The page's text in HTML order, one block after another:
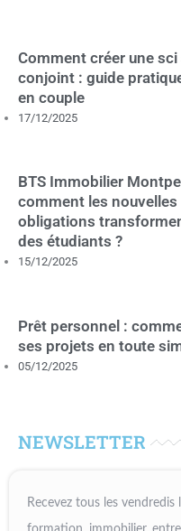
Comment créer une sci
conjoint : guide
en couple
17/12/2025
BTS Immobilier
comment les
obligations
des étudiants ?
15/12/2025
Prêt personnel :
ses projets en toute
05/12/2025
NEWSLETTER
Recevez tous les vendredis